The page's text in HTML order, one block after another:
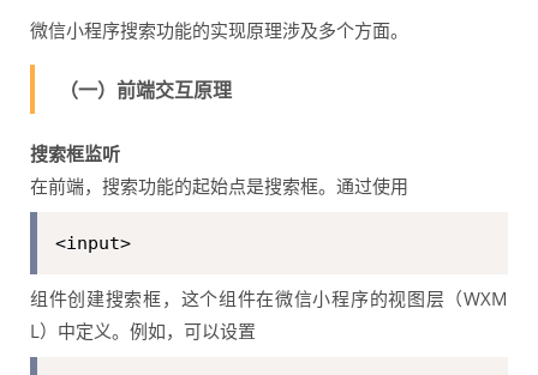
微信小程序搜索功能的实现原理涉及多个方面。
（一）前端交互原理
搜索框监听
在前端，搜索功能的起始点是搜索框。通过使用
<input>
组件创建搜索框，这个组件在微信小程序的视图层（WXM
L）中定义。例如，可以设置